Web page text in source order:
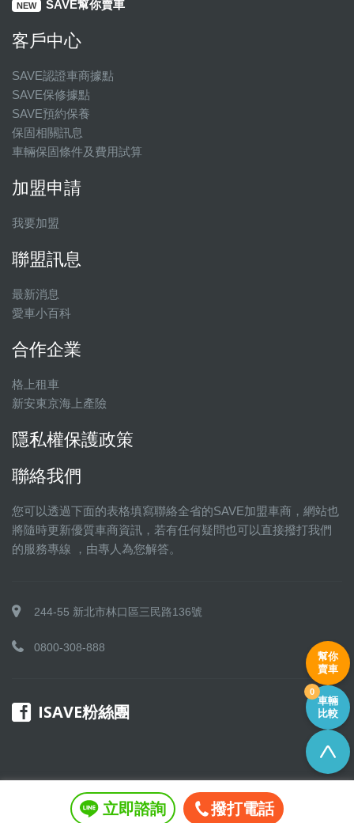
立即諮詢 撥打電話
NEW SAVE幫你賣車
客戶中心
SAVE認證車商據點
SAVE保修據點
SAVE預約保養
保固相關訊息
車輛保固條件及費用試算
加盟申請
我要加盟
聯盟訊息
最新消息
愛車小百科
合作企業
格上租車
新安東京海上產險
隱私權保護政策
聯絡我們
您可以透過下面的表格填寫聯絡全省的SAVE加盟車商，網站也
將隨時更新優質車商資訊，若有任何疑問也可以直接撥打我們
的服務專線 ，由專人為您解答。
244-55 新北市林口區三民路136號
0800-308-888
ISAVE粉絲團
Copyright © 2016 SAVE 聯盟 All rights reserved.
幫你
賣車
車輛
比較
0